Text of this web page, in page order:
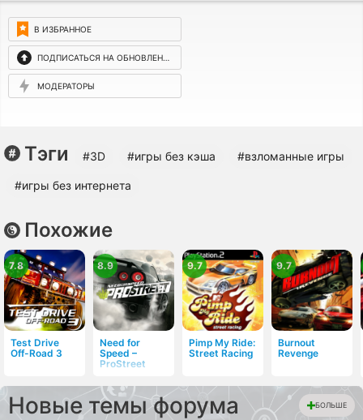
В ИЗБРАННОЕ
ПОДПИСАТЬСЯ НА ОБНОВЛЕНИЯ
МОДЕРАТОРЫ
Тэги #3D #игры без кэша #взломанные игры
#игры без интернета
Похожие
Test Drive
Off-Road 3
7.8
Need for
Speed –
ProStreet
8.9
Pimp My Ride:
Street Racing
9.7
Burnout
Revenge
9.7
Новые темы форума БОЛЬШЕ